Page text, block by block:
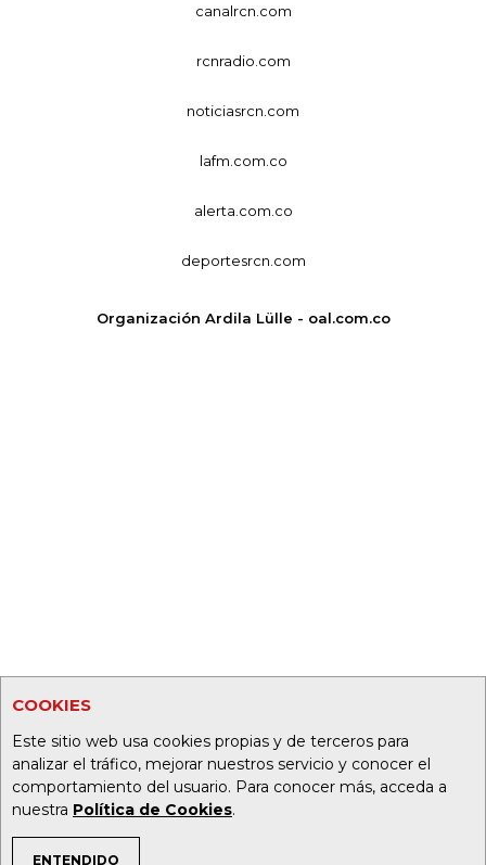
COOKIES
Este sitio web usa cookies propias y de terceros para
analizar el tráfico, mejorar nuestros servicio y conocer el
comportamiento del usuario. Para conocer más, acceda a
nuestra Política de Cookies.
ENTENDIDO
canalrcn.com
rcnradio.com
noticiasrcn.com
lafm.com.co
alerta.com.co
deportesrcn.com
Organización Ardila Lülle - oal.com.co